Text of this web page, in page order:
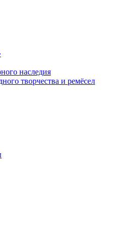
наследия
творчества и ремёсел